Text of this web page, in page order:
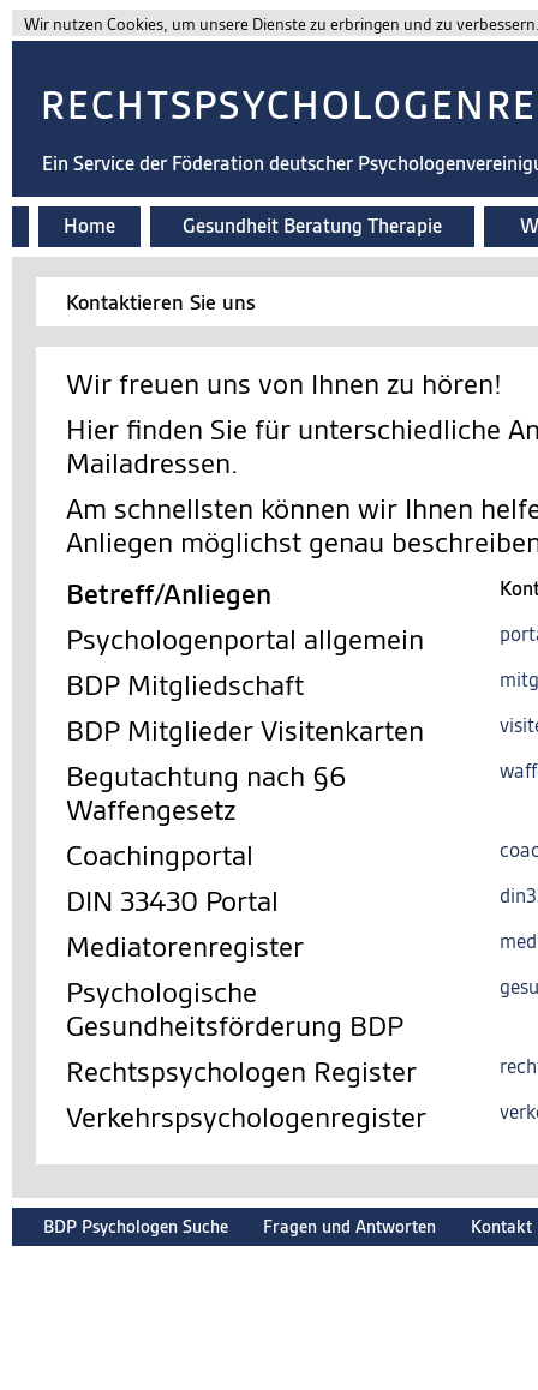
Wir nutzen Cookies, um unsere Dienste zu erbringen und zu
Ein Service der Föderation deutscher
Home Gesundheit Beratung Therapie
Kontaktieren Sie uns
Wir freuen uns von Ihnen zu hören!
Hier finden Sie für unterschiedliche
Mailadressen.
Am schnellsten können wir Ihnen
Anliegen möglichst genau
Betreff/Anliegen
Psychologenportal allgemein
BDP Mitgliedschaft
BDP Mitglieder Visitenkarten
Begutachtung nach §6
Waffengesetz
Coachingportal
DIN 33430 Portal
Mediatorenregister
Psychologische
Gesundheitsförderung BDP
Rechtspsychologen Register
Verkehrspsychologenregister
BDP Psychologen Suche Fragen und Antworten Kontakt